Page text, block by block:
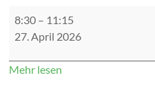
Waldpädagoge
8:30 – 11:15
27. April 2026
Mehr lesen